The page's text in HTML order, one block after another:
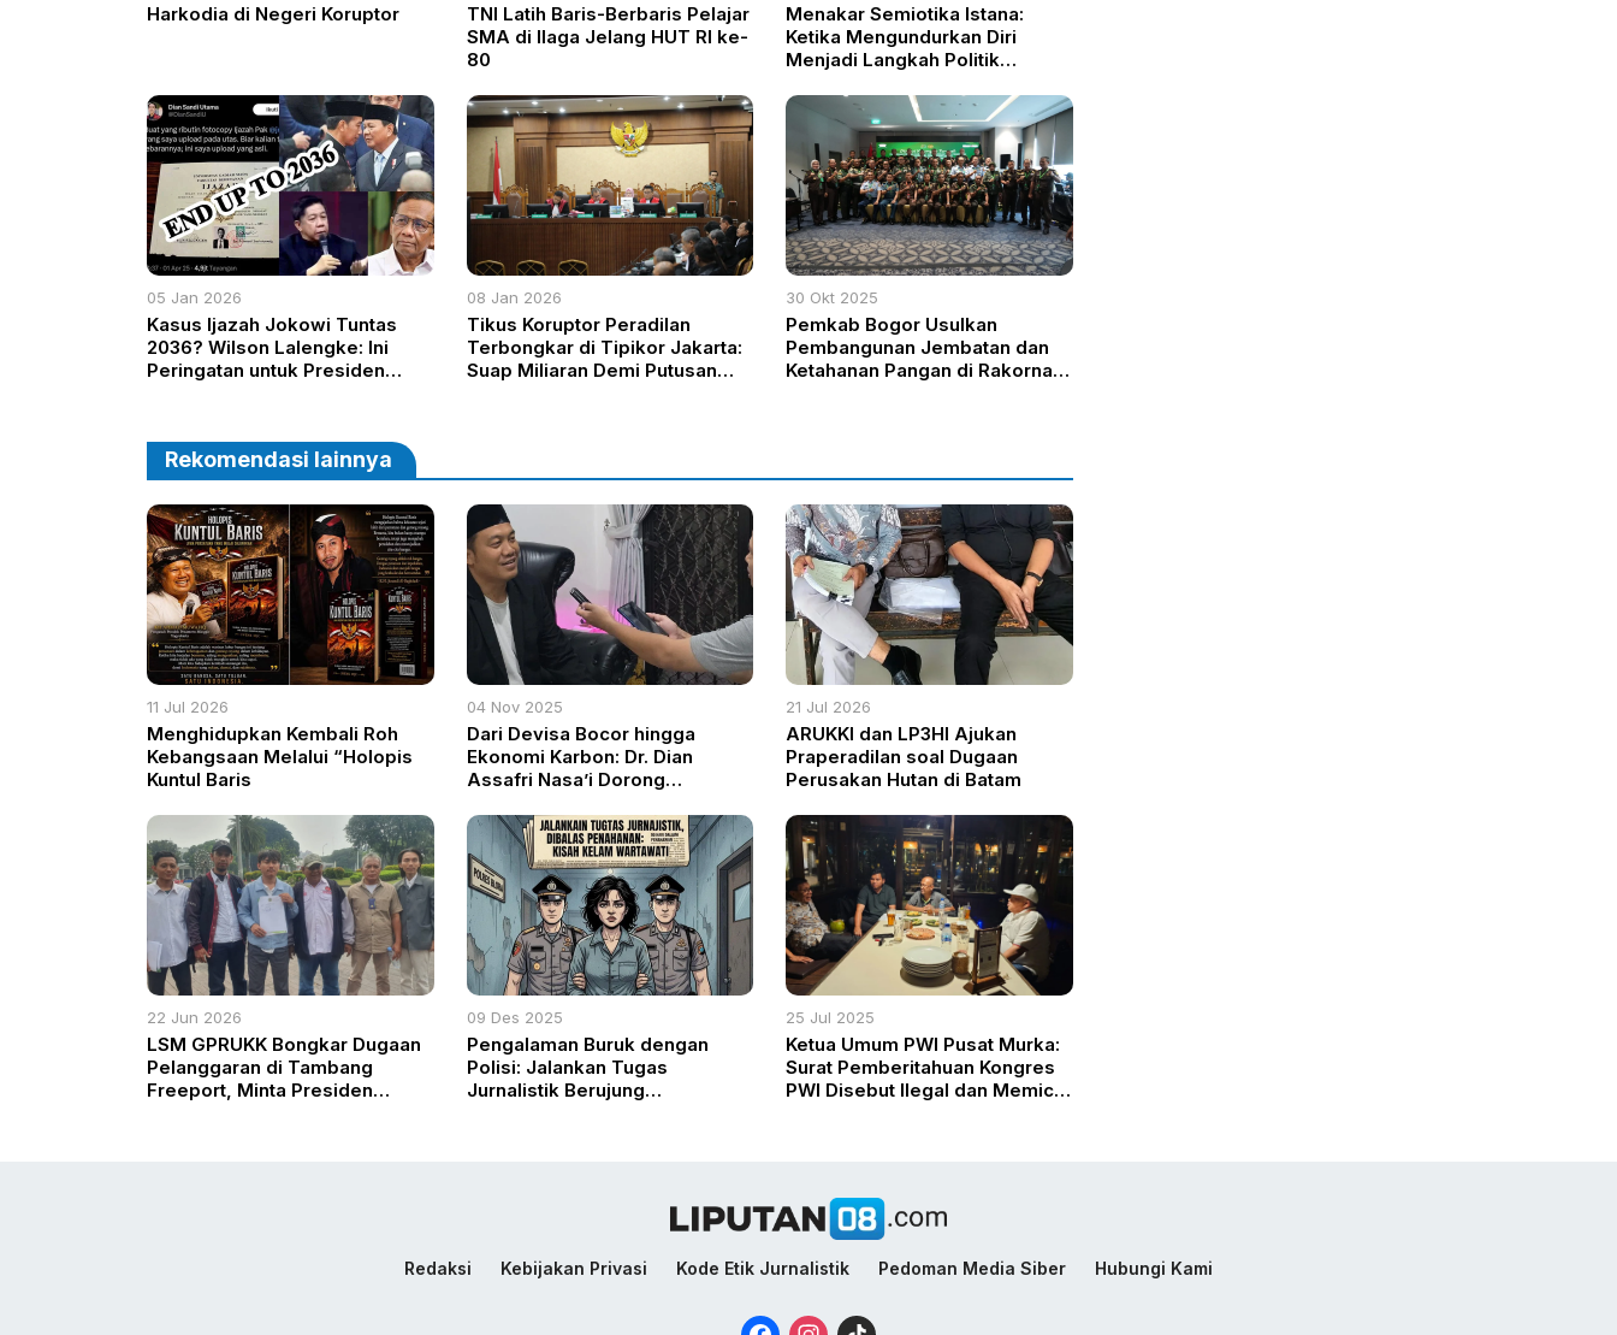
Harkodia di Negeri Koruptor
TNI Latih Baris-Berbaris Pelajar
SMA di Ilaga Jelang HUT RI ke-
80
Menakar Semiotika Istana:
Ketika Mengundurkan Diri
Menjadi Langkah Politik
05 Jan 2026
Kasus Ijazah Jokowi Tuntas
2036? Wilson Lalengke: Ini
Peringatan untuk Presiden
08 Jan 2026
Tikus Koruptor Peradilan
Terbongkar di Tipikor Jakarta:
Suap Miliaran Demi Putusan
30 Okt 2025
Pemkab Bogor Usulkan
Pembangunan Jembatan dan
Ketahanan Pangan di Rakornas
Rekomendasi lainnya
11 Jul 2026
Menghidupkan Kembali Roh
Kebangsaan Melalui “Holopis
Kuntul Baris
04 Nov 2025
Dari Devisa Bocor hingga
Ekonomi Karbon: Dr. Dian
Assafri Nasa’i Dorong
Berbasis Teknologi dan
Kedaulatan Nasional
21 Jul 2026
ARUKKI dan LP3HI Ajukan
Praperadilan soal Dugaan
Perusakan Hutan di Batam
22 Jun 2026
LSM GPRUKK Bongkar Dugaan
Pelanggaran di Tambang
Freeport, Minta Presiden
09 Des 2025
Pengalaman Buruk dengan
Polisi: Jalankan Tugas
Jurnalistik Berujung
25 Jul 2025
Ketua Umum PWI Pusat Murka:
Surat Pemberitahuan Kongres
PWI Disebut Ilegal dan Memicu
Redaksi Kebijakan Privasi Kode Etik Jurnalistik Pedoman Media Siber Hubungi Kami